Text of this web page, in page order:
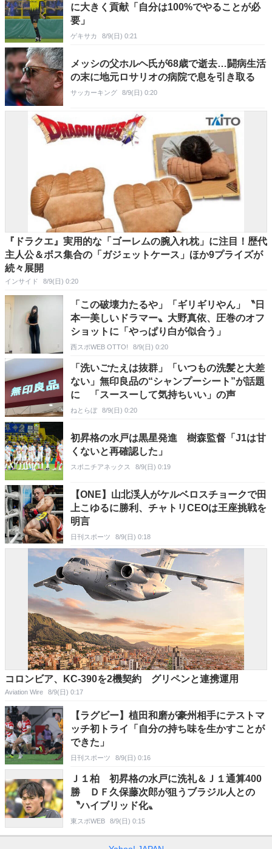
に大きく貢献「自分は100%でやることが必
要」
ゲキサカ 8/9(日) 0:21
メッシの父ホルヘ氏が68歳で逝去…闘病生活
の末に地元ロサリオの病院で息を引き取る
サッカーキング 8/9(日) 0:20
『ドラクエ』実用的な「ゴーレムの腕入れ枕」に注目！歴代
主人公＆ボス集合の「ガジェットケース」ほか9プライズが
続々展開
インサイド 8/9(日) 0:20
「この破壊力たるや」「ギリギリやん」〝日
本一美しいドラマー〟大野真依、圧巻のオフ
ショットに「やっぱり白が似合う」
西スポWEB OTTO! 8/9(日) 0:20
「洗いごたえは抜群」「いつもの洗髪と大差
ない」無印良品の“シャンプーシート”が話題
に 「スースーして気持ちいい」の声
ねとらぼ 8/9(日) 0:20
初昇格の水戸は黒星発進 樹森監督「J1は甘
くないと再確認した」
スポニチアネックス 8/9(日) 0:19
【ONE】山北渓人がケルベロスチョークで田
上こゆるに勝利、チャトリCEOは王座挑戦を
明言
日刊スポーツ 8/9(日) 0:18
コロンビア、KC-390を2機契約 グリペンと連携運用
Aviation Wire 8/9(日) 0:17
【ラグビー】植田和磨が豪州相手にテストマ
ッチ初トライ「自分の持ち味を生かすことが
できた」
日刊スポーツ 8/9(日) 0:16
Ｊ１柏 初昇格の水戸に洗礼＆Ｊ１通算400
勝 ＤＦ久保藤次郎が狙うブラジル人との
〝ハイブリッド化〟
東スポWEB 8/9(日) 0:15